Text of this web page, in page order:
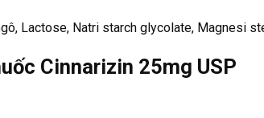
Lactose, Natri starch glycolate, Magnesi
Cinnarizin 25mg USP